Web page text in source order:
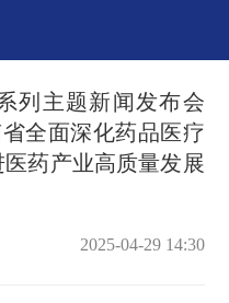
列主题新闻发布会
全面深化药品医疗
药产业高质量发展
2025-04-29 14:30